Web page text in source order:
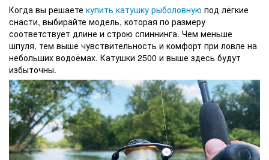
Когда вы решаете купить катушку рыболовную под лёгкие
снасти, выбирайте модель, которая по размеру
соответствует длине и строю спиннинга. Чем меньше
шпуля, тем выше чувствительность и комфорт при ловле на
небольших водоёмах. Катушки 2500 и выше здесь будут
избыточны.